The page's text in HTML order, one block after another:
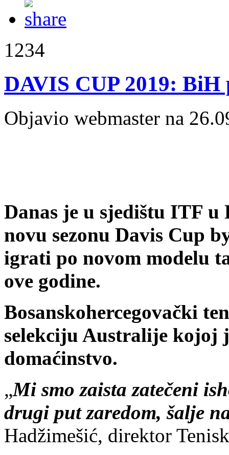
1234
DAVIS CUP 2019:
Objavio webmaster na
Danas je u sjedištu ITF
novu sezonu Davis Cup
igrati po novom modelu
ove godine.
Bosanskohercegovački
selekciju Australije kojoj
domaćinstvo.
„Mi smo zaista zatečeni
drugi put zaredom, šalje
Hadžimešić, direktor